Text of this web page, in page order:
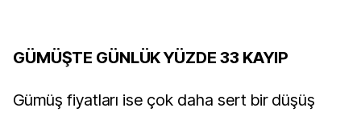
GÜMÜŞTE GÜNLÜK YÜZDE 33 KAYIP
Gümüş fiyatları ise çok daha sert bir düşüş